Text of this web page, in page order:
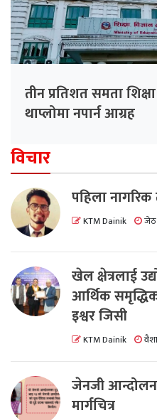
तीन प्रतिशत समता
थाप्लोमा नपार्न आग्रह
विचार
पहिला
KTM Dainik जेठ
खेल क्षेत्रलाई
आर्थिक
इश्वर जिसी
KTM Dainik
जेनजी
मार्गचित्र